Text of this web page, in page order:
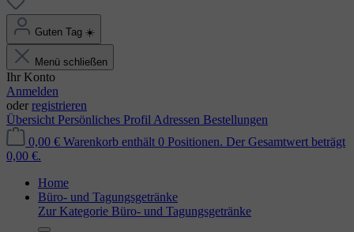
Guten Tag ☀️
Menü schließen
Ihr Konto
Anmelden
oder registrieren
Übersicht Persönliches Profil Adressen Bestellungen
0,00 € Warenkorb enthält 0 Positionen. Der Gesamtwert beträgt
0,00 €.
Home
Büro- und Tagungsgetränke
Zur Kategorie Büro- und Tagungsgetränke